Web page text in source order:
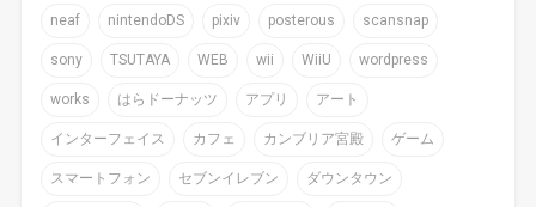
neaf nintendoDS pixiv posterous scansnap
sony TSUTAYA WEB wii WiiU wordpress
works はらドーナッツ アプリ アート
インターフェイス カフェ カンブリア宮殿 ゲーム
スマートフォン セブンイレブン ダウンタウン